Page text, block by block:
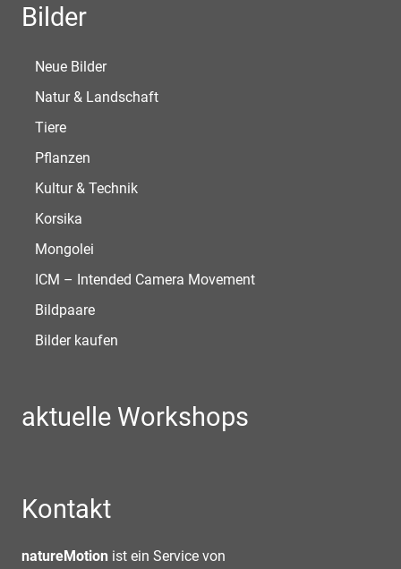
Bilder
Neue Bilder
Natur & Landschaft
Tiere
Pflanzen
Kultur & Technik
Korsika
Mongolei
ICM – Intended Camera Movement
Bildpaare
Bilder kaufen
aktuelle Workshops
Kontakt
natureMotion ist ein Service von